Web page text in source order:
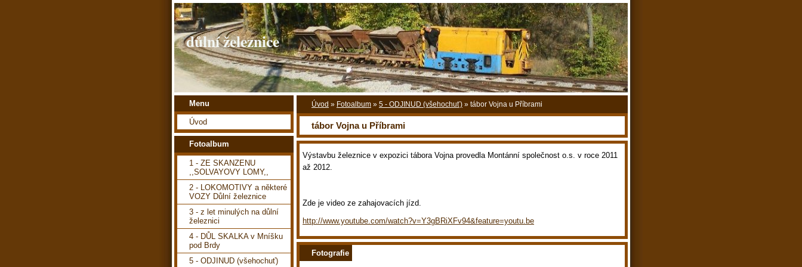
důlní železnice
Úvod » Fotoalbum » 5 - ODJINUD (všehochuť) » tábor Vojna u Příbrami
tábor Vojna u Příbrami
Výstavbu železnice v expozici tábora Vojna provedla Montánní společnost o.s. v roce 2011
až 2012.
Zde je video ze zahajovacích jízd.
http://www.youtube.com/watch?v=Y3gBRiXFv94&feature=youtu.be
Fotografie
Menu
Úvod
Fotoalbum
1 - ZE SKANZENU
,,SOLVAYOVY LOMY,,
2 - LOKOMOTIVY a některé
VOZY Důlní železnice
3 - z let minulých na důlní
železnici
4 - DŮL SKALKA v Mníšku
pod Brdy
5 - ODJINUD (všehochuť)